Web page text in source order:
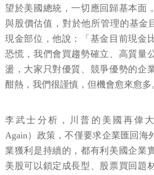
望於美國總統，一切應回歸基本面
與股價估值，對於他所管理的基金
現金部位，他說：「基金目前現金
恐慌，我們會買趨勢確立、高質量
盪，大家只對優質、競爭優勢的企
酣熱，我們很謹慎，但機會愈來愈多
李武士分析，川普的美國再偉大
Again）政策，不僅要求企業匯回海
業獲利是持續的，都有利美國企業
美股可以鎖定成長型、股票買回題